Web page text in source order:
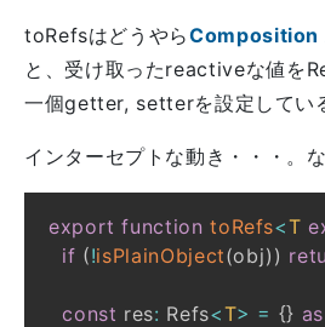
toRefsはどうやらComposition
と、受け取ったreactiveな値を
一個getter, setterを設定してい
インターセプトな動き・・・。
export function toRefs<T
if (!isPlainObject(obj) )
const res: Refs<T> = {} as